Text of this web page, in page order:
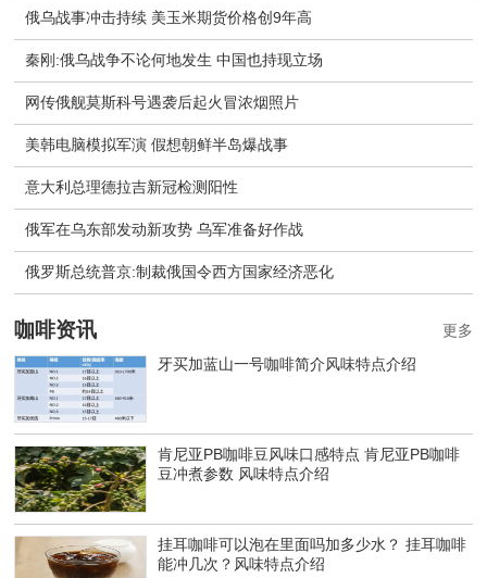
俄乌战事冲击持续 美玉米期货价格创9年高
秦刚:俄乌战争不论何地发生 中国也持现立场
网传俄舰莫斯科号遇袭后起火冒浓烟照片
美韩电脑模拟军演 假想朝鲜半岛爆战事
意大利总理德拉吉新冠检测阳性
俄军在乌东部发动新攻势 乌军准备好作战
​俄罗斯总统普京:制裁俄国令西方国家经济恶化
咖啡资讯
牙买加蓝山一号咖啡简介风味特点介绍
肯尼亚PB咖啡豆风味口感特点 肯尼亚PB咖啡
豆冲煮参数 风味特点介绍
挂耳咖啡可以泡在里面吗加多少水？ 挂耳咖啡
能冲几次？风味特点介绍
更多